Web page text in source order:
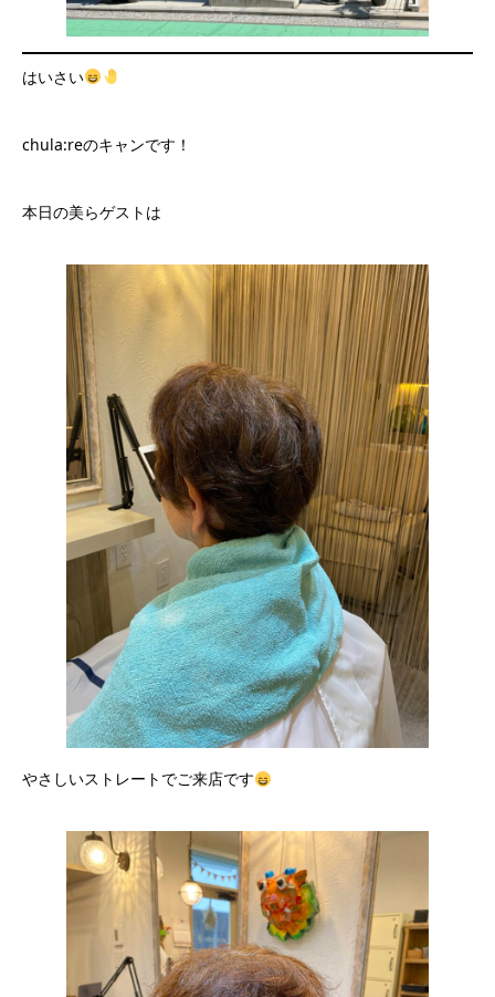
はいさい
chula:reのキャンです！
本日の美らゲストは
やさしいストレートでご来店です